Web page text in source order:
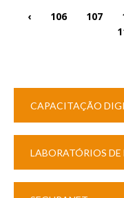
‹ 106 107
CAPACITAÇÃO
LABORATÓRIOS